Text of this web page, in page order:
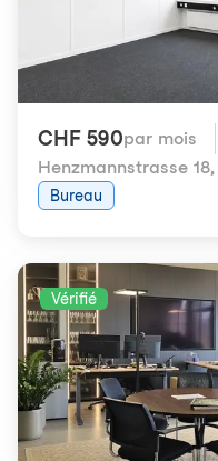
CHF 590par mois
Henzmannstrasse 18,
Bureau
Vérifié